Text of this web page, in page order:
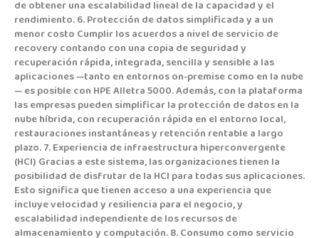
de obtener una escalabilidad lineal de la capacidad y el
rendimiento. 6. Protección de datos simplificada y a un
menor costo Cumplir los acuerdos a nivel de servicio de
recovery contando con una copia de seguridad y
recuperación rápida, integrada, sencilla y sensible a las
aplicaciones —tanto en entornos on-premise como en la nube
— es posible con HPE Alletra 5000. Además, con la plataforma
las empresas pueden simplificar la protección de datos en la
nube híbrida, con recuperación rápida en el entorno local,
restauraciones instantáneas y retención rentable a largo
plazo. 7. Experiencia de infraestructura hiperconvergente
(HCI) Gracias a este sistema, las organizaciones tienen la
posibilidad de disfrutar de la HCI para todas sus aplicaciones.
Esto significa que tienen acceso a una experiencia que
incluye velocidad y resiliencia para el negocio, y
escalabilidad independiente de los recursos de
almacenamiento y computación. 8. Consumo como servicio